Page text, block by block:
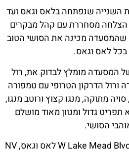
השנייה שנפתחה בלאס וגאס ועד
מסחררת עם קהל מבקרים
שהמסעדה מכינה את הסושי הטוב
בכל לאס וגאס.
המסעדה מומלץ לבדוק את, רול
ורול הדרקון הטרופי עם טמפורה
מתוקה, מנגו קצוץ ורוטב מנגו,
גדול ומגוון מאוד מושלם
הסושי.
כתובת: 7210 W Lake Mead Blvd (Tenaya) לאס וגאס, NV